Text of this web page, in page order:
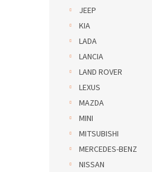
JEEP
KIA
LADA
LANCIA
LAND ROVER
LEXUS
MAZDA
MINI
MITSUBISHI
MERCEDES-BENZ
NISSAN